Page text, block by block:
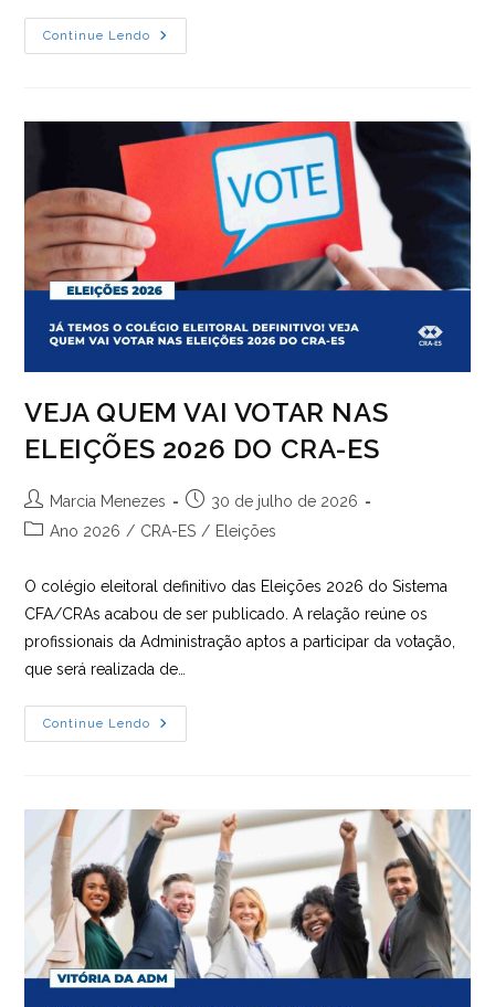
Continue Lendo
Pregão
Eletrônico: 004/2026 |
VEJA QUEM VAI VOTAR NAS
ELEIÇÕES 2026 DO CRA-ES
Autor
do
Marcia Menezes
Post
publicado:
30 de julho de 2026
Categoria
Ano 2026 / CRA-ES / Eleições
O colégio eleitoral definitivo das Eleições 2026 do Sistema
CFA/CRAs acabou de ser publicado. A relação reúne os
profissionais da Administração aptos a participar da votação,
que será realizada de…
Continue Lendo
VEJA
QUEM
2026
DO
CRA-
ES